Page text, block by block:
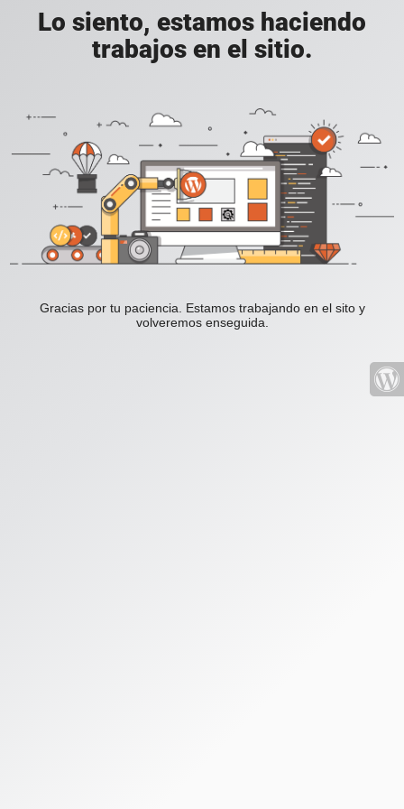
Lo siento, estamos haciendo
trabajos en el sitio.
Gracias por tu paciencia. Estamos trabajando en el sito y
volveremos enseguida.